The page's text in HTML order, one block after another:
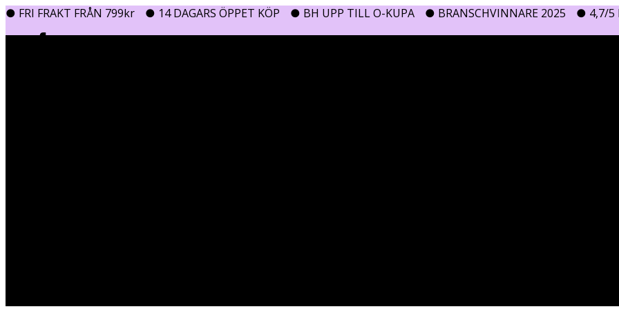
● FRI FRAKT FRÅN 799kr ● 14 DAGARS ÖPPET KÖP ● BH UPP TILL O-KUPA ● BRANSCHVINNARE 2025 ● 4,7/5